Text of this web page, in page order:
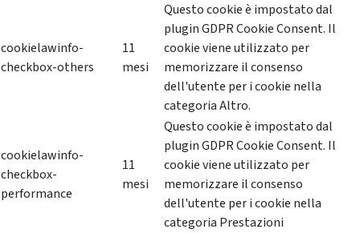
cookielawinfo-
checkbox-others
11
mesi
Questo cookie è impostato dal
plugin GDPR Cookie Consent. Il
cookie viene utilizzato per
memorizzare il consenso
dell'utente per i cookie nella
categoria Altro.
cookielawinfo-
checkbox-
performance
11
mesi
Questo cookie è impostato dal
plugin GDPR Cookie Consent. Il
cookie viene utilizzato per
memorizzare il consenso
dell'utente per i cookie nella
categoria Prestazioni